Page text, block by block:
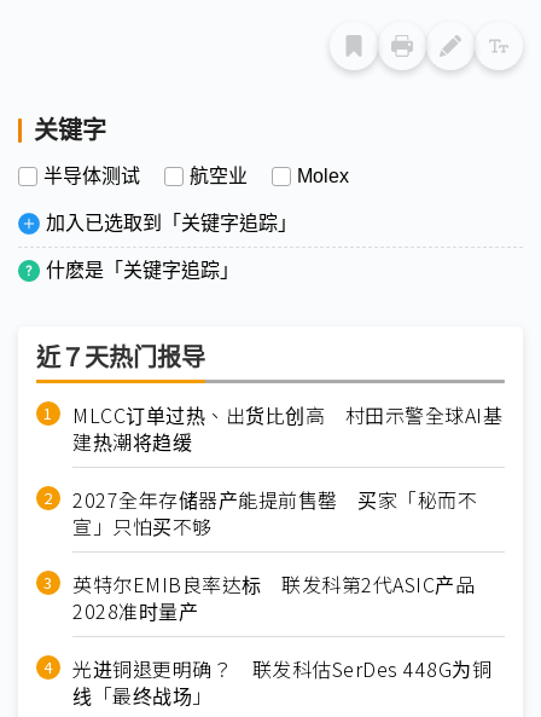
关键字
半导体测试 航空业 Molex
加入已选取到「关键字追踪」
什麽是「关键字追踪」
近７天热门报导
MLCC订单过热、出货比创高 村田示警全球AI基
建热潮将趋缓
2027全年存储器产能提前售罄 买家「秘而不
宣」只怕买不够
英特尔EMIB良率达标 联发科第2代ASIC产品
2028准时量产
光进铜退更明确？ 联发科估SerDes 448G为铜
线「最终战场」